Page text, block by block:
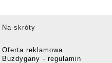
Na skróty
Oferta reklamowa
Buzdygany - regulamin